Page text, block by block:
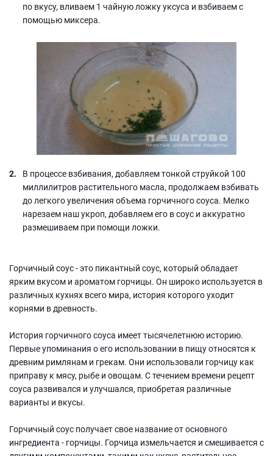
по вкусу, вливаем 1 чайную ложку уксуса и взбиваем с
помощью миксера.
В процессе взбивания, добавляем тонкой струйкой 100
миллилитров растительного масла, продолжаем взбивать
до легкого увеличения объема горчичного соуса. Мелко
нарезаем наш укроп, добавляем его в соус и аккуратно
размешиваем при помощи ложки.
Горчичный соус - это пикантный соус, который обладает
ярким вкусом и ароматом горчицы. Он широко используется в
различных кухнях всего мира, история которого уходит
корнями в древность.
История горчичного соуса имеет тысячелетнюю историю.
Первые упоминания о его использовании в пищу относятся к
древним римлянам и грекам. Они использовали горчицу как
приправу к мясу, рыбе и овощам. С течением времени рецепт
соуса развивался и улучшался, приобретая различные
варианты и вкусы.
Горчичный соус получает свое название от основного
ингредиента - горчицы. Горчица измельчается и смешивается с